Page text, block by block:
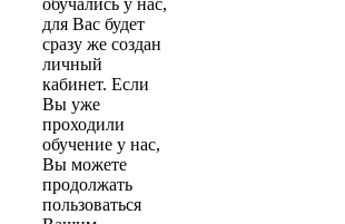
для Вас будет
сразу же создан
личный
кабинет. Если
Вы уже
проходили
обучение у нас,
Вы можете
продолжать
пользоваться